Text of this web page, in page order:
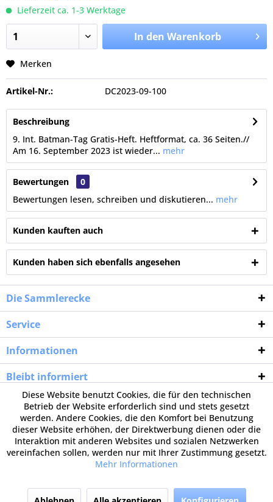
Lieferzeit ca. 1-3 Werktage
In den Warenkorb
Merken
Artikel-Nr.: DC2023-09-100
Beschreibung
9. Int. Batman-Tag Gratis-Heft. Heftformat, ca. 36 Seiten.//
Am 16. September 2023 ist wieder... mehr
Bewertungen
0
Bewertungen lesen, schreiben und diskutieren... mehr
Kunden kauften auch
Kunden haben sich ebenfalls angesehen
Die Sammlerecke
Service
Informationen
Bleibt informiert
Diese Website benutzt Cookies, die für den technischen
Betrieb der Website erforderlich sind und stets gesetzt
werden. Andere Cookies, die den Komfort bei Benutzung
dieser Website erhöhen, der Direktwerbung dienen oder die
Interaktion mit anderen Websites und sozialen Netzwerken
vereinfachen sollen, werden nur mit Ihrer Zustimmung gesetzt.
Mehr Informationen